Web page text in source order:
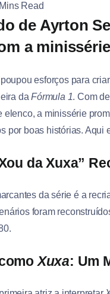
Read
de Ayrton
a
esforços para
daFórmula 1. Com
elenco, a minissérie
por boas histórias. Aqui
da Xuxa”
da série é a
foram
Xuxa: Um